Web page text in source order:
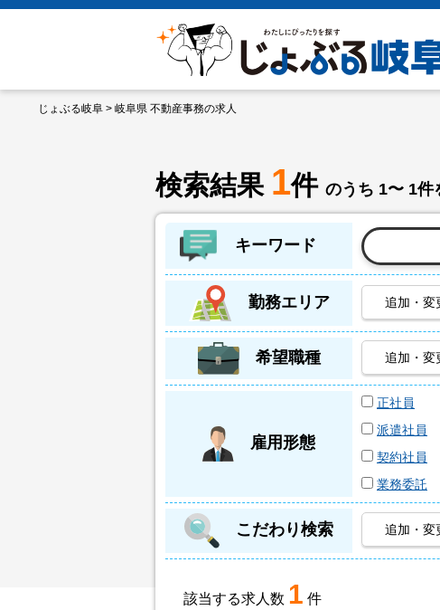
じょぶる岐阜 > 岐阜県 不動産事務の求人
検索結果 1件 のうち 1〜 1件
キーワード
勤務エリア 追加・変
希望職種 追加・変
雇用形態
正社員
派遣社員
契約社員
業務委託
こだわり検索 追加・変
該当する求人数 1 件